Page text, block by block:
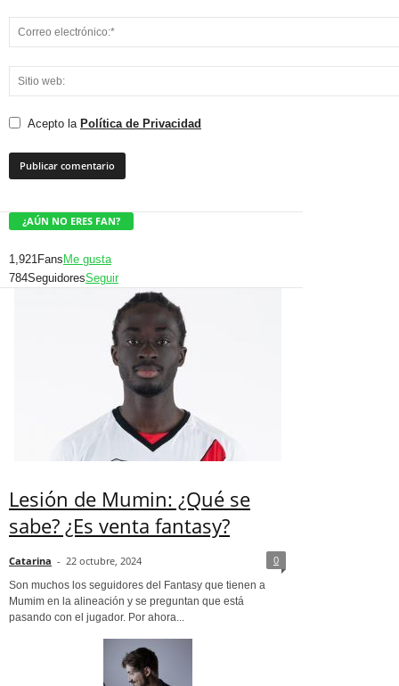
Acepto la Política de Privacidad
¿AÚN NO ERES FAN?
1,921 FansMe gusta
784SeguidoresSeguir
Lesión de Mumin: ¿Qué se
sabe? ¿Es venta fantasy?
Catarina - 22 octubre, 2024 0
Son muchos los seguidores del Fantasy que tienen a
Mumim en la alineación y se preguntan que está
pasando con el jugador. Por ahora...